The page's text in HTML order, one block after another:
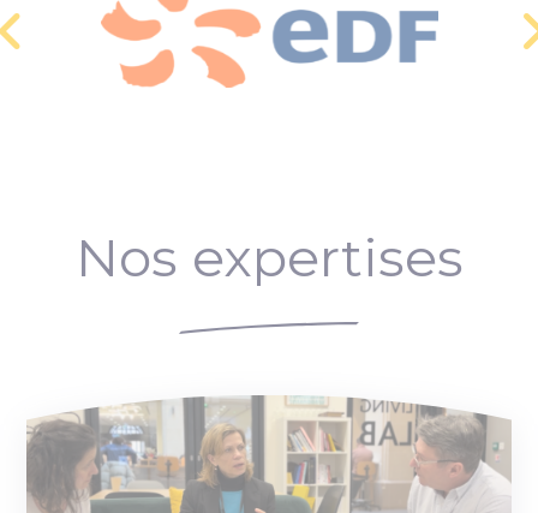
Nos expertises